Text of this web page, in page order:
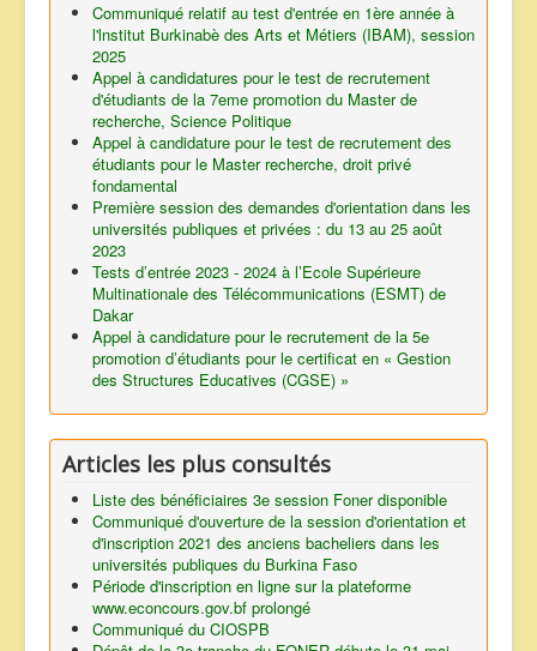
Communiqué relatif au test d'entrée en 1ère année à
l'lnstitut Burkinabè des Arts et Métiers (IBAM), session
2025
Appel à candidatures pour le test de recrutement
d'étudiants de la 7eme promotion du Master de
recherche, Science Politique
Appel à candidature pour le test de recrutement des
étudiants pour le Master recherche, droit privé
fondamental
Première session des demandes d'orientation dans les
universités publiques et privées : du 13 au 25 août
2023
Tests d’entrée 2023 - 2024 à l’Ecole Supérieure
Multinationale des Télécommunications (ESMT) de
Dakar
Appel à candidature pour le recrutement de la 5e
promotion d’étudiants pour le certificat en « Gestion
des Structures Educatives (CGSE) »
Articles les plus consultés
Liste des bénéficiaires 3e session Foner disponible
Communiqué d'ouverture de la session d'orientation et
d'inscription 2021 des anciens bacheliers dans les
universités publiques du Burkina Faso
Période d'inscription en ligne sur la plateforme
www.econcours.gov.bf prolongé
Communiqué du CIOSPB